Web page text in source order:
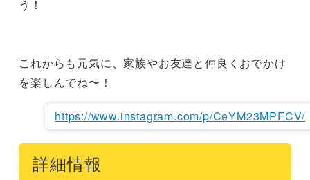
う！
これからも元気に、家族やお友達と仲良くおでかけ
を楽しんでね〜！
https://www.instagram.com/p/CeYM23MPFCV/
詳細情報